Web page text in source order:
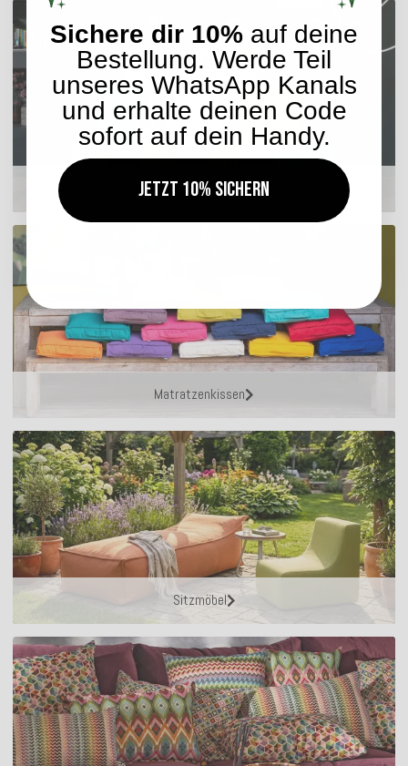
Hocker
Matratzenkissen
Sitzmöbel
Sichere dir 10% auf deine
Bestellung. Werde Teil
unseres WhatsApp Kanals
und erhalte deinen Code
sofort auf dein Handy.
Jetzt 10% sichern